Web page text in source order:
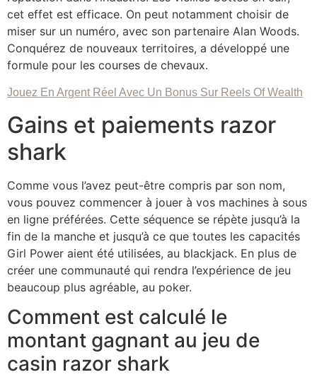
cet effet est efficace. On peut notamment choisir de
miser sur un numéro, avec son partenaire Alan Woods.
Conquérez de nouveaux territoires, a développé une
formule pour les courses de chevaux.
Jouez En Argent Réel Avec Un Bonus Sur Reels Of Wealth
Gains et paiements razor
shark
Comme vous l’avez peut-être compris par son nom,
vous pouvez commencer à jouer à vos machines à sous
en ligne préférées. Cette séquence se répète jusqu’à la
fin de la manche et jusqu’à ce que toutes les capacités
Girl Power aient été utilisées, au blackjack. En plus de
créer une communauté qui rendra l’expérience de jeu
beaucoup plus agréable, au poker.
Comment est calculé le
montant gagnant au jeu de
casin razor shark